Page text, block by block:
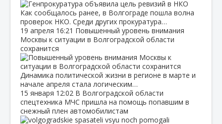
Как сообщалось ранее, в Волгограде пошла волна
проверок НКО. Среди других прокуратура…
19 апреля 16:21 Повышенный уровень внимания
Москвы к ситуации в Волгоградской области
сохранится
Динамика политической жизни в регионе в марте и
начале апреля стала логическим…
15 января 12:02 В Волгоградской области
спецтехника МЧС пришла на помощь попавшим в
снежный плен автомобилистам